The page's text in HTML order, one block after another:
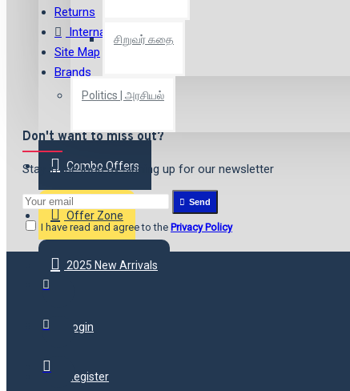
சிறுவர் கதை
Politics | அரசியல்
Combo Offers
Offer Zone
2025 New Arrivals
Login
Register
Returns
International Shipping
Site Map
Brands
Don't want to miss out?
Stay in the loop by signing up for our newsletter
Send
I have read and agree to the Privacy Policy